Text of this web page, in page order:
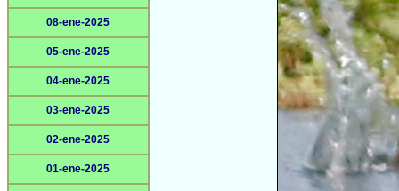
08-ene-2025
05-ene-2025
04-ene-2025
03-ene-2025
02-ene-2025
01-ene-2025